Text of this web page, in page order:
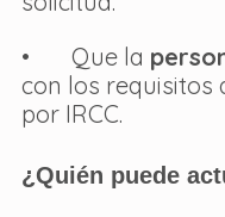
•       Que la
con los requisitos
por IRCC.
¿Quién puede